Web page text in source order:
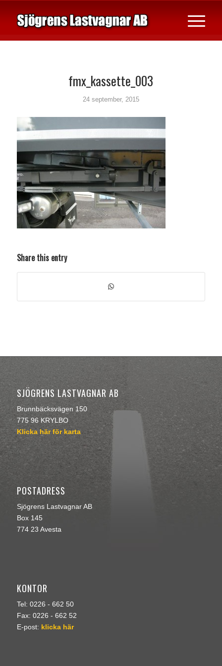
fmx_kassette_003
24 september, 2015
Share this entry
SJÖGRENS LASTVAGNAR AB
Brunnbäcksvägen 150
775 96 KRYLBO
Klicka här för karta
POSTADRESS
Sjögrens Lastvagnar AB
Box 145
774 23 Avesta
KONTOR
Tel: 0226 - 662 50
Fax: 0226 - 662 52
E-post: klicka här